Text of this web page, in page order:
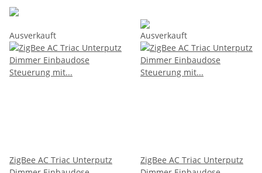
Ausverkauft
ZigBee AC Triac Unterputz
Ausverkauft
ZigBee AC Triac Unterputz